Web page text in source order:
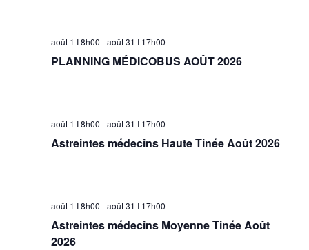
août 1 I 8h00 -août 31 I 17h00
PLANNING MÉDICOBUS AOÛT 2026
août 1 I 8h00 -août 31 I 17h00
Astreintes médecins Haute Tinée Août 2026
août 1 I 8h00 -août 31 I 17h00
Astreintes médecins Moyenne Tinée Août
2026